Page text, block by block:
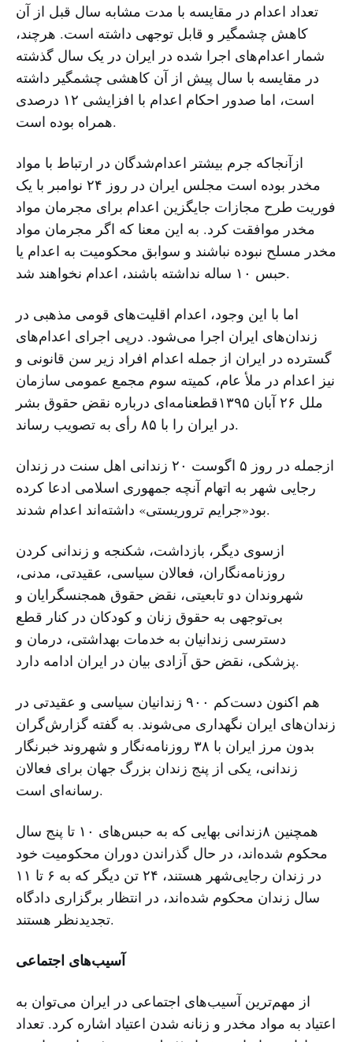
تعداد اعدام در مقایسه با مدت مشابه سال قبل از آن
کاهش چشمگیر و قابل توجهی داشته است. هرچند،
شمار اعدام‌های اجرا شده در ایران در یک سال گذشته
در مقایسه با سال پیش از آن کاهشی چشمگیر داشته
است، اما صدور احکام اعدام با افزایشی ۱۲ درصدی
همراه بوده است.
ازآنجاکه جرم بیشتر اعدام‌شدگان در ارتباط با مواد
مخدر بوده است مجلس ایران در روز ۲۴ نوامبر با یک
فوریت طرح مجازات جایگزین اعدام برای مجرمان مواد
مخدر موافقت کرد. به این معنا که اگر مجرمان مواد
مخدر مسلح نبوده نباشند و سوابق محکومیت به اعدام یا
حبس ۱۰ ساله نداشته باشند، اعدام نخواهند شد.
اما با این وجود، اعدام اقلیت‌های قومی مذهبی در
زندان‌های ایران اجرا می‌شود. درپی اجرای اعدام‌های
گسترده در ایران از جمله اعدام افراد زیر سن قانونی و
نیز اعدام در ملأ عام، کمیته سوم مجمع عمومی سازمان
ملل ۲۶ آبان ۱۳۹۵قطعنامه‌ای درباره نقض حقوق بشر
در ایران را با ۸۵ رأی به تصویب رساند.
ازجمله در روز ۵ اگوست ۲۰ زندانی اهل سنت در زندان
رجایی شهر به اتهام آنچه جمهوری اسلامی ادعا کرده
بود«جرایم تروریستی» داشته‌اند اعدام شدند.
ازسوی دیگر، بازداشت، شکنجه و زندانی کردن
روزنامه‌نگاران، فعالان سیاسی، عقیدتی، مدنی،
شهروندان دو تابعیتی، نقض حقوق همجنسگرایان و
بی‌توجهی به حقوق زنان و کودکان در کنار قطع
دسترسی زندانیان به خدمات بهداشتی، درمان و
پزشکی، نقض حق آزادی بیان در ایران ادامه دارد.
هم اکنون دست‌کم ۹۰۰ زندانیان سیاسی و عقیدتی در
زندان‌های ایران نگهداری می‌شوند. به گفته گزارش‌گران
بدون مرز ایران با ۳۸ روزنامه‌نگار و شهروند خبرنگار
زندانی، یکی از پنج زندان بزرگ جهان برای فعالان
رسانه‌ای است.
همچنین ۸زندانی بهایی که به حبس‌های ۱۰ تا پنج سال
محکوم شده‌اند، در حال گذراندن دوران محکومیت خود
در زندان رجایی‌شهر هستند، ۲۴ تن دیگر که به ۶ تا ۱۱
سال زندان محکوم شده‌اند، در انتظار برگزاری دادگاه
تجدیدنظر هستند.
آسیب‌های اجتماعی
از مهم‌ترین آسیب‌های اجتماعی در ایران می‌توان به
اعتیاد به مواد مخدر و زنانه شدن اعتیاد اشاره کرد. تعداد